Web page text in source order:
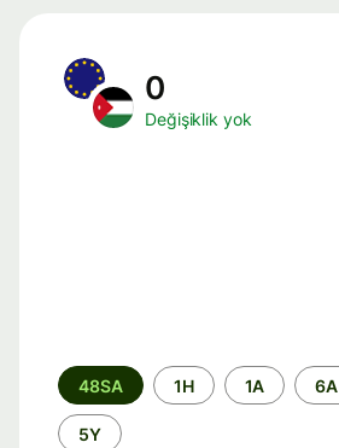
0
Değişiklik yok
Zaman
aralığı
48SA 1H 1A 6A
5Y